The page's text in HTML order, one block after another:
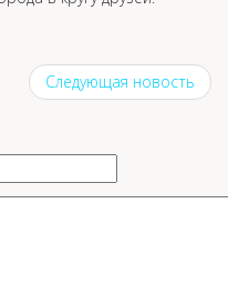
Следующая новость